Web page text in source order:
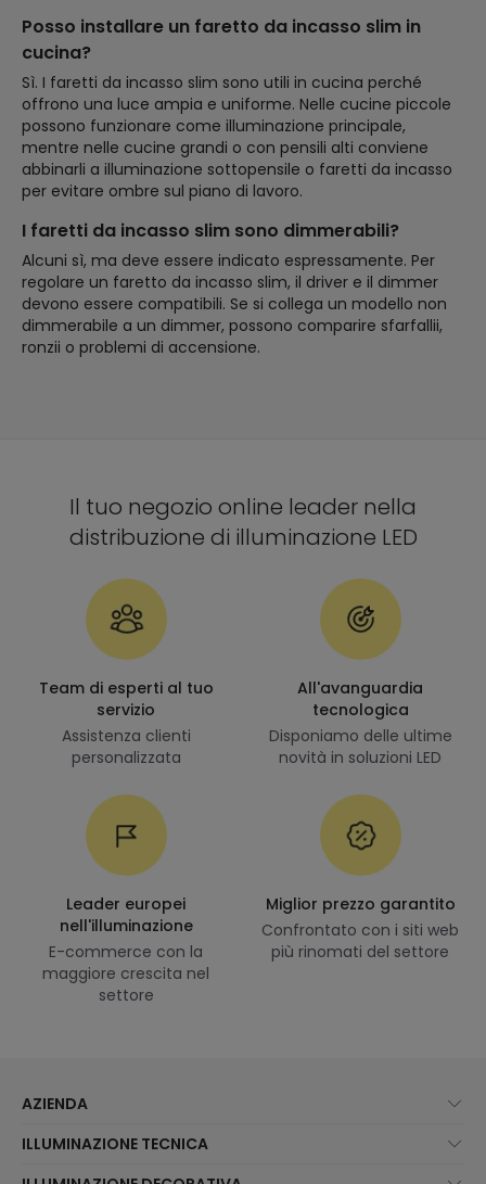
Posso installare un faretto da incasso slim in
cucina?
Sì. I faretti da incasso slim sono utili in cucina perché
offrono una luce ampia e uniforme. Nelle cucine piccole
possono funzionare come illuminazione principale,
mentre nelle cucine grandi o con pensili alti conviene
abbinarli a illuminazione sottopensile o faretti da incasso
per evitare ombre sul piano di lavoro.
I faretti da incasso slim sono dimmerabili?
Alcuni sì, ma deve essere indicato espressamente. Per
regolare un faretto da incasso slim, il driver e il dimmer
devono essere compatibili. Se si collega un modello non
dimmerabile a un dimmer, possono comparire sfarfallii,
ronzii o problemi di accensione.
Il tuo negozio online leader nella
distribuzione di illuminazione LED
Team di esperti al tuo
servizio
Assistenza clienti
personalizzata
All'avanguardia
tecnologica
Disponiamo delle ultime
novità in soluzioni LED
Leader europei
nell'illuminazione
E-commerce con la
maggiore crescita nel
settore
Miglior prezzo garantito
Confrontato con i siti web
più rinomati del settore
AZIENDA
Assistenza Clienti
ILLUMINAZIONE TECNICA